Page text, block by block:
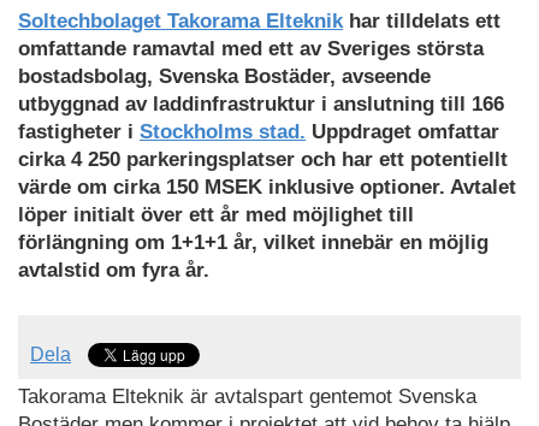
Soltechbolaget Takorama Elteknikhar tilldelats ett
omfattande ramavtal med ett av Sveriges största
bostadsbolag, Svenska Bostäder, avseende
utbyggnad av laddinfrastruktur i anslutning till 166
fastigheter i Stockholms stad. Uppdraget omfattar
cirka 4 250 parkeringsplatser och har ett potentiellt
värde om cirka 150 MSEK inklusive optioner. Avtalet
löper initialt över ett år med möjlighet till
förlängning om 1+1+1 år, vilket innebär en möjlig
avtalstid om fyra år.
Dela
Takorama Elteknik är avtalspart gentemot Svenska